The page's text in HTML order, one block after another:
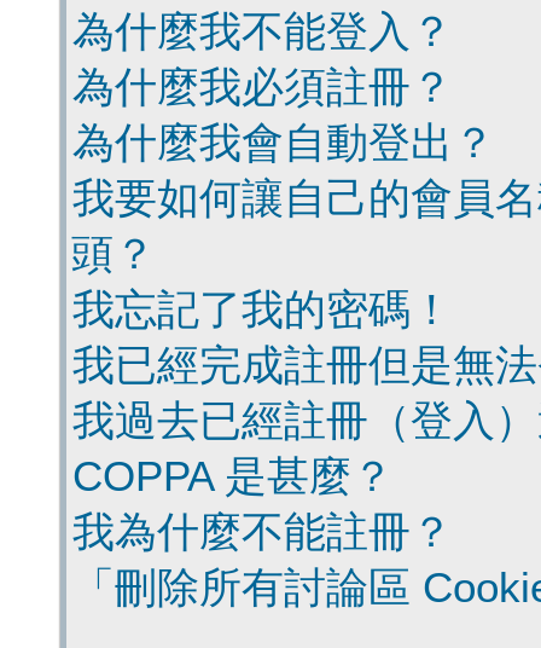
為什麼我不能登入？
為什麼我必須註冊？
為什麼我會自動登出？
我要如何讓自己的會員
頭？
我忘記了我的密碼！
我已經完成註冊但是無
我過去已經註冊（登入
COPPA 是甚麼？
我為什麼不能註冊？
「刪除所有討論區